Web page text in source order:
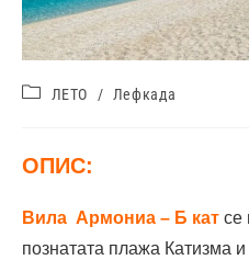
ЛЕТО / Лефкада
ОПИС:
Вила Армониа – Б кат се
познатата плажа Катизма